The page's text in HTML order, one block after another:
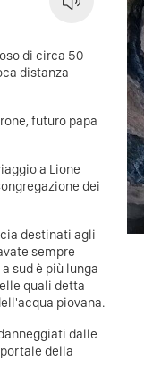
di circa 50
distanza
futuro papa
a Lione
dei
destinati agli
sempre
sud è più lunga
quali detta
piovana.
dalle
della